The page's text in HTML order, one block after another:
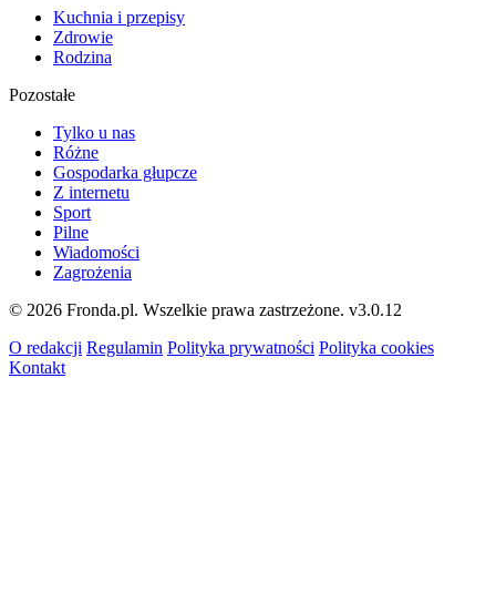
Kuchnia i przepisy
Zdrowie
Rodzina
Pozostałe
Tylko u nas
Różne
Gospodarka głupcze
Z internetu
Sport
Pilne
Wiadomości
Zagrożenia
© 2026 Fronda.pl. Wszelkie prawa zastrzeżone. v3.0.12
O redakcji Regulamin Polityka prywatności Polityka cookies
Kontakt